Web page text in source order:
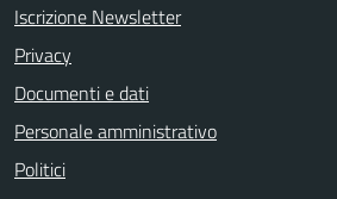
Iscrizione Newsletter
Privacy
Documenti e dati
Personale amministrativo
Politici